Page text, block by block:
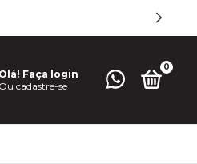
Olá! Faça login
Ou cadastre-se
0